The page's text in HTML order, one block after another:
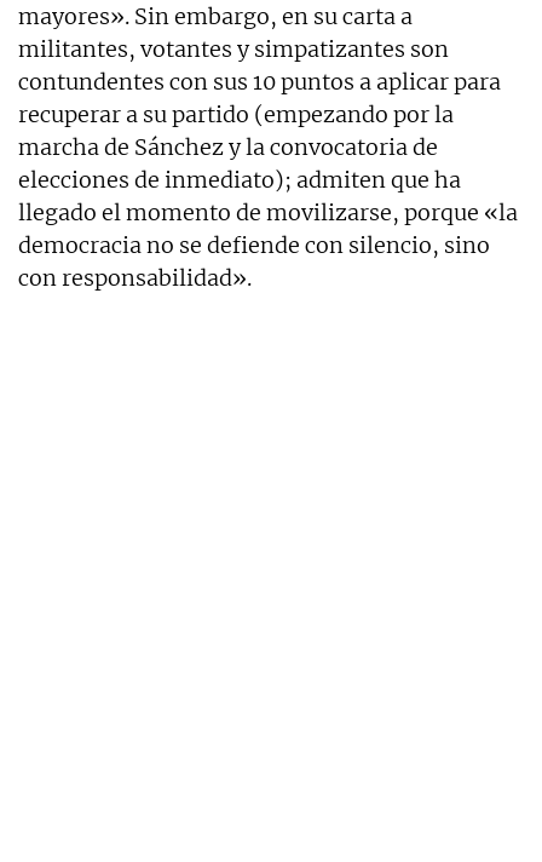
mayores». Sin embargo, en su carta a
militantes, votantes y simpatizantes son
contundentes con sus 10 puntos a aplicar para
recuperar a su partido (empezando por la
marcha de Sánchez y la convocatoria de
elecciones de inmediato); admiten que ha
llegado el momento de movilizarse, porque «la
democracia no se defiende con silencio, sino
con responsabilidad».